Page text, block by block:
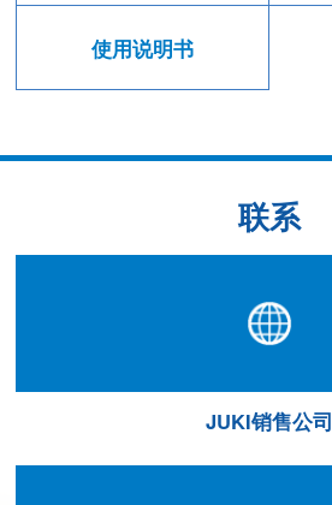
使用说明书
联系
JUKI销售公司